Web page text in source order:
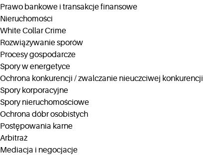
Prawo bankowe i transakcje finansowe
Nieruchomości
White Collar Crime
Rozwiązywanie sporów
Procesy gospodarcze
Spory w energetyce
Ochrona konkurencji / zwalczanie nieuczciwej konkurencji
Spory korporacyjne
Spory nieruchomościowe
Ochrona dóbr osobistych
Postępowania karne
Arbitraż
Mediacja i negocjacje